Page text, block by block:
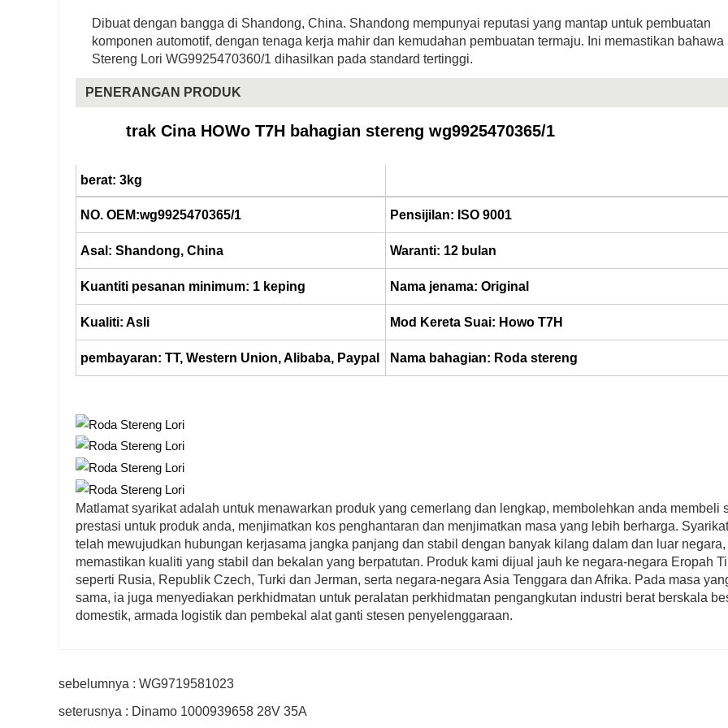
Dibuat dengan bangga di Shandong, China. Shandong mempunyai reputasi yang mantap untuk pembuatan
komponen automotif, dengan tenaga kerja mahir dan kemudahan pembuatan termaju. Ini memastikan bahawa
Stereng Lori WG9925470360/1 dihasilkan pada standard tertinggi.
PENERANGAN PRODUK
trak Cina HOWo T7H bahagian stereng wg9925470365/1
berat: 3kg
NO. OEM:wg9925470365/1 Pensijilan: ISO 9001
Asal: Shandong, China Waranti: 12 bulan
Kuantiti pesanan minimum: 1 keping Nama jenama: Original
Kualiti: Asli Mod Kereta Suai: Howo T7H
pembayaran: TT, Western Union, Alibaba, Paypal Nama bahagian: Roda stereng
Matlamat syarikat adalah untuk menawarkan produk yang cemerlang dan lengkap, membolehkan anda membeli
prestasi untuk produk anda, menjimatkan kos penghantaran dan menjimatkan masa yang lebih berharga.
telah mewujudkan hubungan kerjasama jangka panjang dan stabil dengan banyak kilang dalam dan luar negara,
memastikan kualiti yang stabil dan bekalan yang berpatutan. Produk kami dijual jauh ke negara-negara Eropah
seperti Rusia, Republik Czech, Turki dan Jerman, serta negara-negara Asia Tenggara dan Afrika. Pada masa
sama, ia juga menyediakan perkhidmatan untuk peralatan perkhidmatan pengangkutan industri berat berskala
domestik, armada logistik dan pembekal alat ganti stesen penyelenggaraan.
sebelumnya : WG9719581023
seterusnya : Dinamo 1000939658 28V 35A